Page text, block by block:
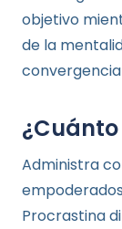
objetivo
de la
Administra
Procrastina